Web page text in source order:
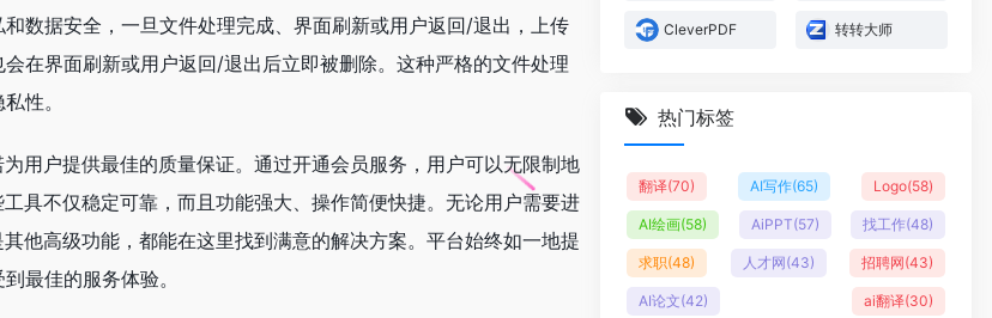
数据安全，一旦文件处理完成、界面刷新或用户返回/退出，上传
在界面刷新或用户返回/退出后立即被删除。这种严格的文件处理
性。
用户提供最佳的质量保证。通过开通会员服务，用户可以无限制地
具不仅稳定可靠，而且功能强大、操作简便快捷。无论用户需要进
他高级功能，都能在这里找到满意的解决方案。平台始终如一地提
最佳的服务体验。
CleverPDF 转转大师
热门标签
翻译(70) AI写作(65) Logo(58)
AI绘画(58) AiPPT(57) 找工作(48)
求职(48) 人才网(43) 招聘网(43)
AI论文(42) ai翻译(30)